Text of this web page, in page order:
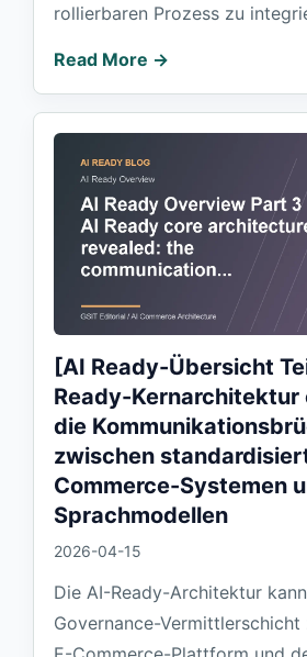
rollierbaren Prozess zu
Read More →
[AI Ready-Übersicht
Ready-Kernarchitektur
die
zwischen
Commerce-Systemen
Sprachmodellen
2026-04-15
Die AI-Ready-Architektur
Governance-